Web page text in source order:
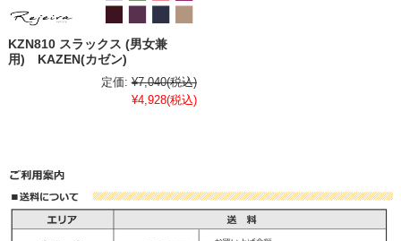
KZN810 スラックス (男女兼
用) KAZEN(カゼン)
定価: ¥7,040(税込)
¥4,928(税込)